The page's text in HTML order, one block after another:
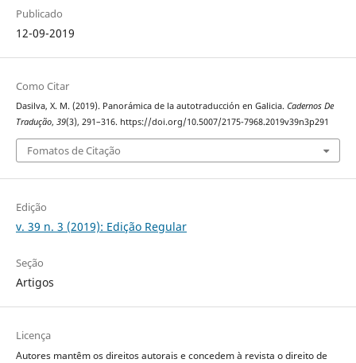
Publicado
12-09-2019
Como Citar
Dasilva, X. M. (2019). Panorámica de la autotraducción en Galicia. Cadernos De
Tradução, 39(3), 291–316. https://doi.org/10.5007/2175-7968.2019v39n3p291
Fomatos de Citação
Edição
v. 39 n. 3 (2019): Edição Regular
Seção
Artigos
Licença
Autores mantêm os direitos autorais e concedem à revista o direito de